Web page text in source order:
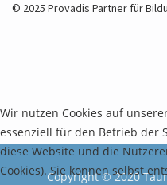
© 2025 Provadis Partner für
Copyright © 2020
Wir nutzen Cookies auf
essenziell für den Betrieb der
diese Website und die
Cookies). Sie können selbst